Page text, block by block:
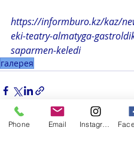
https://informburo.kz/kaz/
eki-teatry-almatyga-
saparmen-keledi
галерея
Phone Email